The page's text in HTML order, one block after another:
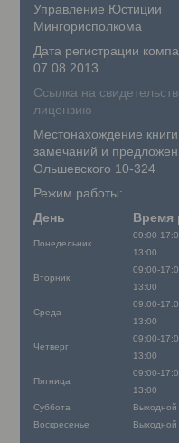
Управление Юстиции
Мингорисполкома
Дата регистрации
07.08.2013
Ссылка на
лицензию
Местонахождение книги
замечаний и
Ольшевского 10-324
Режим работы:
День
Время
Понедельник
09:00-
13:00
Вторник
09:00-
13:00
Среда
09:00-
13:00
Четверг
09:00-
13:00
Пятница
09:00-
13:00
Суббота
Выходной
Воскресенье
Выходной